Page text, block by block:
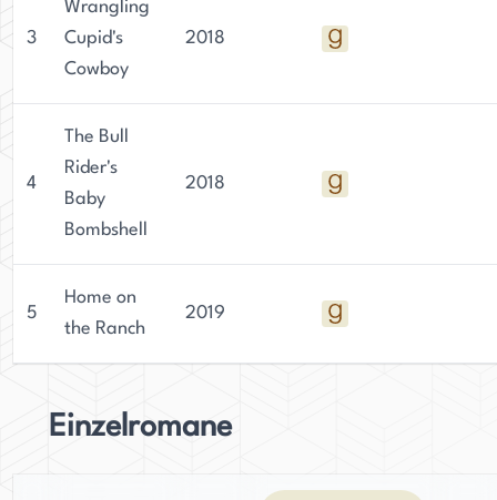
3
Wrangling
Cupid's
Cowboy
2018
4
The Bull
Rider's
Baby
Bombshell
2018
5
Home on
the Ranch
2019
Einzelromane